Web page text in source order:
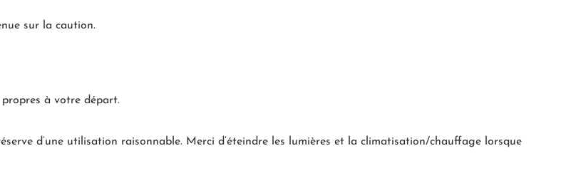
sur la caution.
propres à votre départ.
d’une utilisation raisonnable. Merci d’éteindre les lumières et la climatisation/chauffage lorsque